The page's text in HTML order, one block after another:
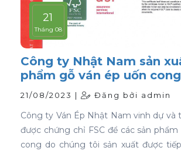
21
Tháng 08
Công ty Nhật Nam sản
phẩm gỗ ván ép uốn
chứng nhận FSC
21/08/2023 | Đăng bởi admin
Công ty Ván Ép Nhật Nam vinh dự và
được chứng chỉ FSC để các sản
cong do chúng tôi sản xuất được tiếp